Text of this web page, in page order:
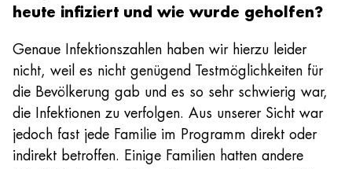
heute infiziert und wie wurde geholfen?
Genaue Infektionszahlen haben wir hierzu leider
nicht, weil es nicht genügend Testmöglichkeiten für
die Bevölkerung gab und es so sehr schwierig war,
die Infektionen zu verfolgen. Aus unserer Sicht war
jedoch fast jede Familie im Programm direkt oder
indirekt betroffen. Einige Familien hatten andere